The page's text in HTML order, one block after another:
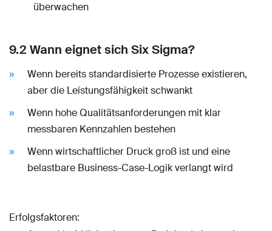
überwachen
9.2 Wann eignet sich Six Sigma?
Wenn bereits standardisierte Prozesse existieren,
aber die Leistungsfähigkeit schwankt
Wenn hohe Qualitätsanforderungen mit klar
messbaren Kennzahlen bestehen
Wenn wirtschaftlicher Druck groß ist und eine
belastbare Business-Case-Logik verlangt wird
Erfolgsfaktoren: